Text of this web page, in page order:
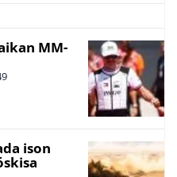
MM-
ison